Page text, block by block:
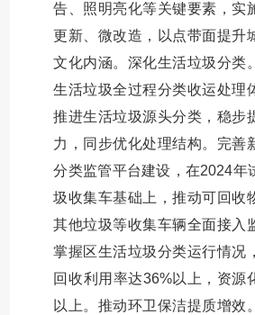
告、照明亮化等关键要素，实
更新、微改造，以点带面提升
文化内涵。深化生活垃圾分类
生活垃圾全过程分类收运处理
推进生活垃圾源头分类，稳步
力，同步优化处理结构。完善
分类监管平台建设，在2024年
圾收集车基础上，推动可回收
其他垃圾等收集车辆全面接入
掌握区生活垃圾分类运行情况
回收利用率达36%以上，资源
以上。推动环卫保洁提质增效